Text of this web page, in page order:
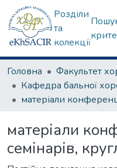
Розділи
та
колекції
Головна
матеріали
семінарів,